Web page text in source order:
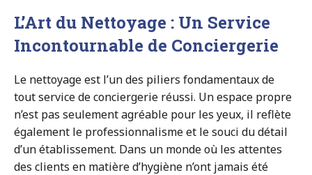
L’Art du Nettoyage : Un Service
Incontournable de Conciergerie
Le nettoyage est l’un des piliers fondamentaux de
tout service de conciergerie réussi. Un espace propre
n’est pas seulement agréable pour les yeux, il reflète
également le professionnalisme et le souci du détail
d’un établissement. Dans un monde où les attentes
des clients en matière d’hygiène n’ont jamais été